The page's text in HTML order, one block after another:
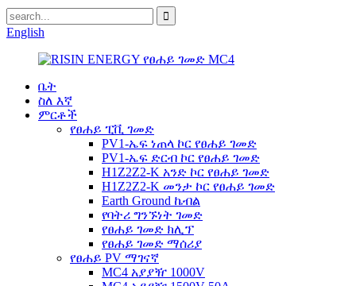
English
ቤት
ስለ እኛ
ምርቶች
የፀሐይ ፒቪ ገመድ
PV1-ኤፍ ነጠላ ኮር የፀሐይ ገመድ
PV1-ኤፍ ድርብ ኮር የፀሐይ ገመድ
H1Z2Z2-K አንድ ኮር የፀሐይ ገመድ
H1Z2Z2-K መንታ ኮር የፀሐይ ገመድ
Earth Ground ኬብል
የባትሪ ግንኙነት ገመድ
የፀሐይ ገመድ ክሊፕ
የፀሐይ ገመድ ማሰሪያ
የፀሐይ PV ማገናኛ
MC4 አያያዥ 1000V